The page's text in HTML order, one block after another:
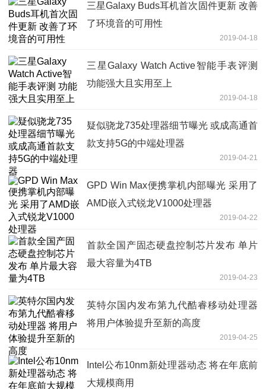
三星Galaxy Buds耳机首次固件更新 改善
了环境音的可用性
2019-04-18
三星Galaxy Watch Active智能手表评测
功能强大且实用至上
2019-04-18
疑似骁龙735处理器细节曝光 或成高通首
款支持5G的中端处理器
2019-04-21
GPD Win Max便携掌机内部曝光 采用了
AMD嵌入式锐龙V1000处理器
2019-04-22
首款全国产固态硬盘控制芯片发布 单片
最大容量为4TB
2019-04-23
英特尔国内发布第九代酷睿移动处理器
将用户体验提升至新的高度
2019-04-25
Intel公布10nm新处理器动态 将在年底前
大规模商用